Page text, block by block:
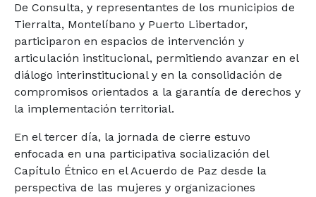
De Consulta, y representantes de los municipios de
Tierralta, Montelíbano y Puerto Libertador,
participaron en espacios de intervención y
articulación institucional, permitiendo avanzar en el
diálogo interinstitucional y en la consolidación de
compromisos orientados a la garantía de derechos y
la implementación territorial.
En el tercer día, la jornada de cierre estuvo
enfocada en una participativa socialización del
Capítulo Étnico en el Acuerdo de Paz desde la
perspectiva de las mujeres y organizaciones